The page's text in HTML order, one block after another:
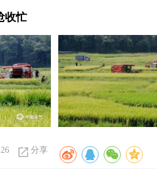
收忙
分享